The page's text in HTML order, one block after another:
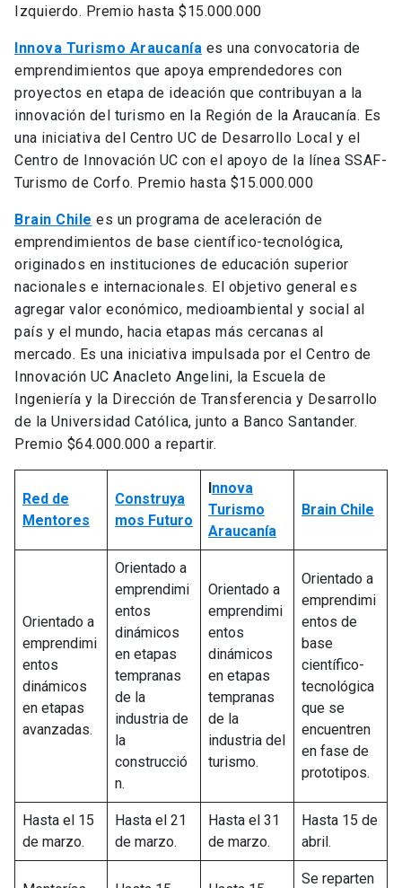
Izquierdo. Premio hasta $15.000.000
Innova Turismo Araucanía es una convocatoria de
emprendimientos que apoya emprendedores con
proyectos en etapa de ideación que contribuyan a la
innovación del turismo en la Región de la Araucanía. Es
una iniciativa del Centro UC de Desarrollo Local y el
Centro de Innovación UC con el apoyo de la línea SSAF-
Turismo de Corfo. Premio hasta $15.000.000
Brain Chile es un programa de aceleración de
emprendimientos de base científico-tecnológica,
originados en instituciones de educación superior
nacionales e internacionales. El objetivo general es
agregar valor económico, medioambiental y social al
país y el mundo, hacia etapas más cercanas al
mercado. Es una iniciativa impulsada por el Centro de
Innovación UC Anacleto Angelini, la Escuela de
Ingeniería y la Dirección de Transferencia y Desarrollo
de la Universidad Católica, junto a Banco Santander.
Premio $64.000.000 a repartir.
Red de
Mentores
Construya
mos Futuro
Innova
Turismo
Araucanía
Brain Chile
Orientado a
emprendimi
entos
dinámicos
en etapas
avanzadas.
Orientado a
emprendimi
entos
dinámicos
en etapas
tempranas
de la
industria de
la
construcció
n.
Orientado a
emprendimi
entos
dinámicos
en etapas
tempranas
de la
industria del
turismo.
Orientado a
emprendimi
entos de
base
científico-
tecnológica
que se
encuentren
en fase de
prototipos.
Hasta el 15
de marzo.
Hasta el 21
de marzo.
Hasta el 31
de marzo.
Hasta 15 de
abril.
Se reparten